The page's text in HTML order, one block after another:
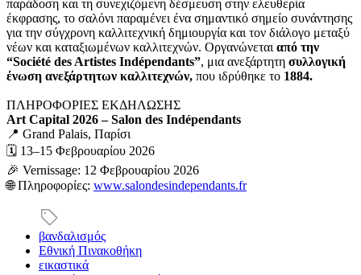
παράδοση και τη συνεχιζόμενη δέσμευση στην ελευθερία
έκφρασης, το σαλόνι παραμένει ένα σημαντικό σημείο συνάντησης
για την σύγχρονη καλλιτεχνική δημιουργία και τον διάλογο μεταξύ
νέων και καταξιωμένων καλλιτεχνών. Οργανώνεταιαπό την
“Société des Artistes Indépendants”, μια ανεξάρτητη συλλογική
ένωση ανεξάρτητων καλλιτεχνών, που ιδρύθηκε το 1884.
ΠΛΗΡΟΦΟΡΙΕΣ ΕΚΔΗΛΩΣΗΣ
Art Capital 2026 – Salon des Indépendants
📍 Grand Palais, Παρίσι
🗓 13–15 Φεβρουαρίου 2026
🎉 Vernissage: 12 Φεβρουαρίου 2026
🌐 Πληροφορίες: www.salondesindependants.fr
βανδαλισμός
Εθνική Πινακοθήκη
εικαστικά